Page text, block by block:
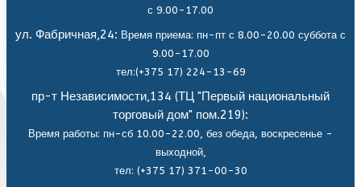
с 9.00-17.00
ул. Фабричная,24: Время приема: пн-пт с 8.00-20.00 суббота с
9.00-17.00
тел:(+375 17) 224-13-69
пр-т Независимости,134 (ТЦ "Первый национальный
торговый дом" пом.219):
Время работы: пн-сб 10.00-22.00, без обеда, воскресенье -
выходной,
тел: (+375 17) 371-00-30